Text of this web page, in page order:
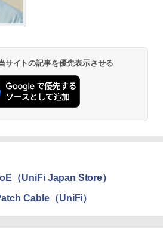
サイトの記事を優先表示させる
（UniFi Japan Store）
Cable（UniFi）